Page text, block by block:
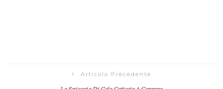
Articolo Precedente